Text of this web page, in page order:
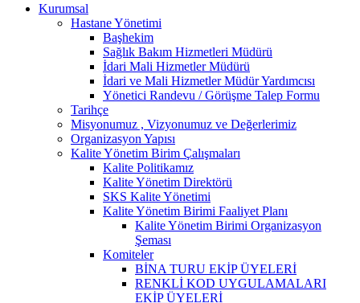
Kurumsal
Hastane Yönetimi
Başhekim
Sağlık Bakım Hizmetleri Müdürü
İdari Mali Hizmetler Müdürü
İdari ve Mali Hizmetler Müdür Yardımcısı
Yönetici Randevu / Görüşme Talep Formu
Tarihçe
Misyonumuz , Vizyonumuz ve Değerlerimiz
Organizasyon Yapısı
Kalite Yönetim Birim Çalışmaları
Kalite Politikamız
Kalite Yönetim Direktörü
SKS Kalite Yönetimi
Kalite Yönetim Birimi Faaliyet Planı
Kalite Yönetim Birimi Organizasyon
Şeması
Komiteler
BİNA TURU EKİP ÜYELERİ
RENKLİ KOD UYGULAMALARI
EKİP ÜYELERİ